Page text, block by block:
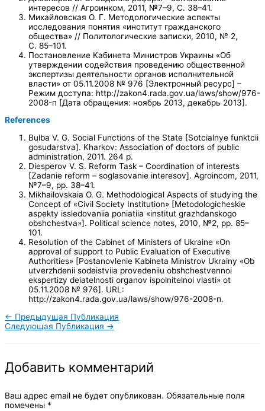
интересов // Агроинком, 2011, №7–9, С. 38–41.
Михайловская О. Г. Методологические аспекты
исследования понятия «институт гражданского
общества» // Политологические записки, 2010, № 2,
С. 85–101.
Постановление Кабинета Министров Украины «Об
утверждении содействия проведению общественной
экспертизы деятельности органов исполнительной
власти» от 05.11.2008 № 976 [Электронный ресурс] –
Режим доступа: http://zakon4.rada.gov.ua/laws/show/976-
2008-п [Дата обращения: ноябрь 2013, декабрь 2013].
References
Bulba V. G. Social Functions of the State [Sotcialnye funktcii
gosudarstva]. Kharkov: Association of doctors of public
administration, 2011. 264 p.
Diesperov V. S. Reform Task – Coordination of interests
[Zadanie reform – soglasovanie interesov]. Agroincom, 2011,
№7–9, pp. 38–41.
Mikhailovskaia O. G. Methodological Aspects of studying the
Concept of «Civil Society Institution» [Metodologicheskie
aspekty issledovaniia poniatiia «institut grazhdanskogo
obshchestva»]. Political science notes, 2010, №2, pp. 85–
101.
Resolution of the Cabinet of Ministers of Ukraine «On
approval of support to Public Evaluation of Executive
Authorities» [Postanovlenie Kabineta Ministrov Ukrainy «Ob
utverzhdenii sodeistviia provedeniiu obshchestvennoi
ekspertizy deiatelnosti organov ispolnitelnoi vlasti» ot
05.11.2008 № 976]. URL:
http://zakon4.rada.gov.ua/laws/show/976-2008-п.
← Предыдущая Публикация
Следующая Публикация →
Добавить комментарий
Ваш адрес email не будет опубликован. Обязательные поля
помечены *